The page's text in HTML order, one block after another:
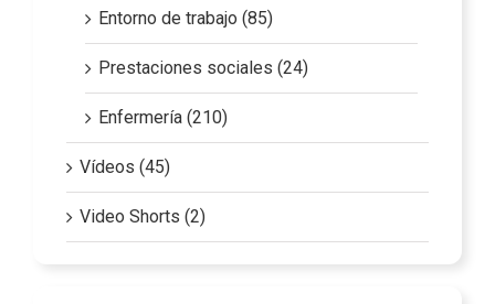
Entorno de trabajo (85)
Prestaciones sociales (24)
Enfermería (210)
Vídeos (45)
Video Shorts (2)